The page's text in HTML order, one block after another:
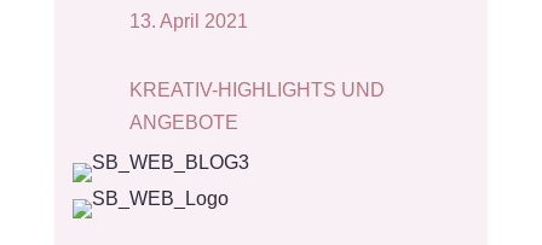
13. April 2021
KREATIV-HIGHLIGHTS UND
ANGEBOTE